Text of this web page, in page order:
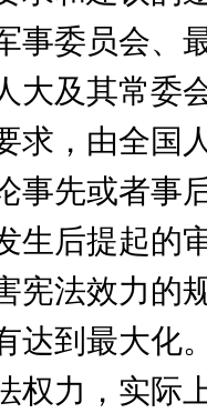
事委员会、
大及其常委
求，由全国
事先或者事
生后提起的
宪法效力的
达到最大化
权力，实际